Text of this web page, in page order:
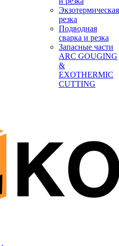
Экзотермическая
резка
Подводная
сварка и резка
Запасные части
ARC GOUGING
&
EXOTHERMIC
CUTTING